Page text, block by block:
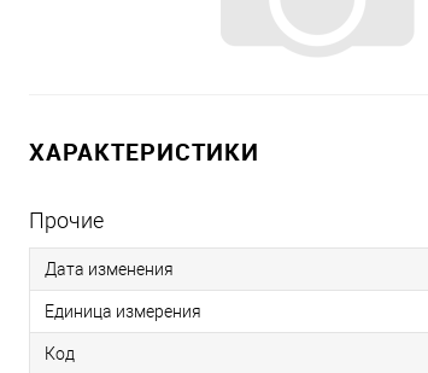
ХАРАКТЕРИСТИКИ
Прочие
Дата изменения
Единица измерения
Код